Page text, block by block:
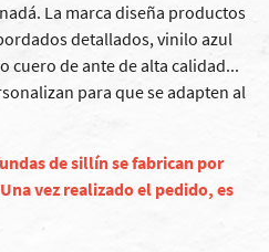
La marca diseña productos
detallados, vinilo azul
cuero de ante de alta calidad...
para que se adapten al
de sillín se fabrican por
vez realizado el pedido, es